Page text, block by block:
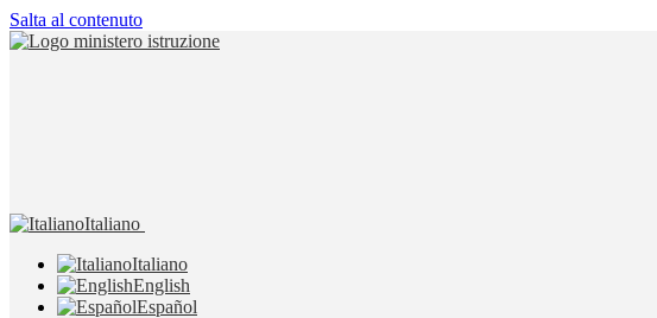
Salta al contenuto
Italiano
Italiano
English
Español